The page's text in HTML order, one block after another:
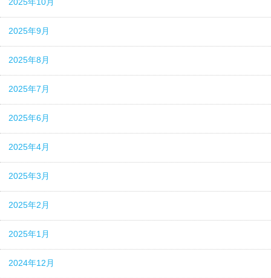
2025年10月
2025年9月
2025年8月
2025年7月
2025年6月
2025年4月
2025年3月
2025年2月
2025年1月
2024年12月